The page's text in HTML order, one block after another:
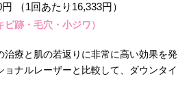
（1回あたり16,333円）
跡・毛穴・小ジワ）
治療と肌の若返りに非常に高い効果を発
ナルレーザーと比較して、ダウンタイ